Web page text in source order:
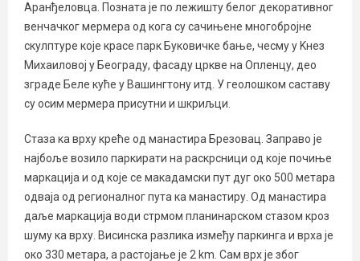
Аранђеловца. Позната је по лежишту белог декоративног
венчачког мермера од кога су сачињене многобројне
скулптуре које красе парк Буковичке бање, чесму у Kнез
Михаиловој у Београду, фасаду цркве на Опленцу, део
зграде Беле куће у Вашингтону итд. У геолошком саставу
су осим мермера присутни и шкриљци.
Стаза ка врху креће од манастира Брезовац. Заправо је
најбоље возило паркирати на раскрсници од које почиње
маркација и од које се макадамски пут дуг око 500 метара
одваја од регионалног пута ка манастиру. Од манастира
даље маркација води стрмом планинарском стазом кроз
шуму ка врху. Висинска разлика између паркинга и врха је
око 330 метара, а растојање је 2 km. Сам врх је због